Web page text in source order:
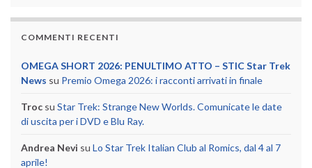
COMMENTI RECENTI
OMEGA SHORT 2026: PENULTIMO ATTO – STIC Star Trek
News su Premio Omega 2026: i racconti arrivati in finale
Troc su Star Trek: Strange New Worlds. Comunicate le date
di uscita per i DVD e Blu Ray.
Andrea Nevi su Lo Star Trek Italian Club al Romics, dal 4 al 7
aprile!